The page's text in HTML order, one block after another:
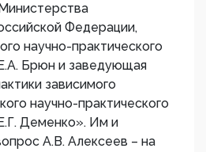
Федерации,
научно-практического
Брюн и заведующая
зависимого
научно-практического
Деменко». Им и
А.В. Алексеев – на